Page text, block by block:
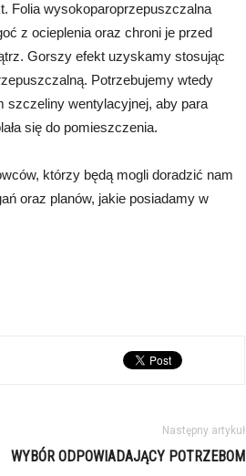
Folia wysokoparoprzepuszczalna
z ocieplenia oraz chroni je przed
Gorszy efekt uzyskamy stosując
Potrzebujemy wtedy
szczeliny wentylacyjnej, aby para
się do pomieszczenia.
którzy będą mogli doradzić nam
oraz planów, jakie posiadamy w
Następny artykuł
WYBÓR ODPOWIADAJĄCY POTRZEBOM